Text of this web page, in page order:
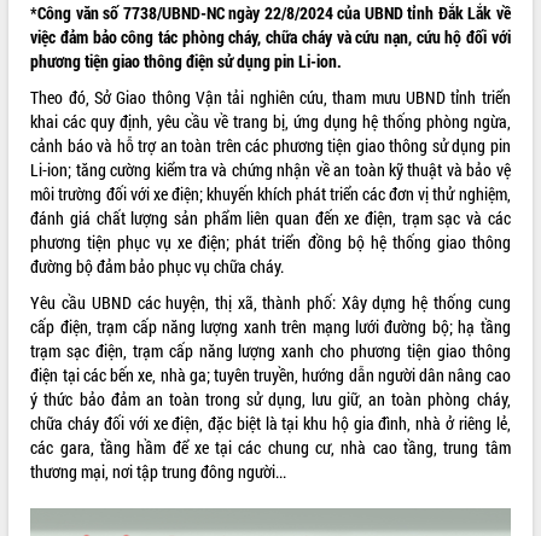
*Công văn số 7738/UBND-NC ngày 22/8/2024 của UBND tỉnh Đắk Lắk về
việc đảm bảo công tác phòng cháy, chữa cháy và cứu nạn, cứu hộ đối với
phương tiện giao thông điện sử dụng pin Li-ion.
Theo đó, Sở Giao thông Vận tải nghiên cứu, tham mưu UBND tỉnh triển
khai các quy định, yêu cầu về trang bị, ứng dụng hệ thống phòng ngừa,
cảnh báo và hỗ trợ an toàn trên các phương tiện giao thông sử dụng pin
Li-ion; tăng cường kiểm tra và chứng nhận về an toàn kỹ thuật và bảo vệ
môi trường đối với xe điện; khuyến khích phát triển các đơn vị thử nghiệm,
đánh giá chất lượng sản phẩm liên quan đến xe điện, trạm sạc và các
phương tiện phục vụ xe điện; phát triển đồng bộ hệ thống giao thông
đường bộ đảm bảo phục vụ chữa cháy.
Yêu cầu UBND các huyện, thị xã, thành phố: Xây dựng hệ thống cung
cấp điện, trạm cấp năng lượng xanh trên mạng lưới đường bộ; hạ tầng
trạm sạc điện, trạm cấp năng lượng xanh cho phương tiện giao thông
điện tại các bến xe, nhà ga; tuyên truyền, hướng dẫn người dân nâng cao
ý thức bảo đảm an toàn trong sử dụng, lưu giữ, an toàn phòng cháy,
chữa cháy đối với xe điện, đặc biệt là tại khu hộ gia đình, nhà ở riêng lẻ,
các gara, tầng hầm để xe tại các chung cư, nhà cao tầng, trung tâm
thương mại, nơi tập trung đông người...